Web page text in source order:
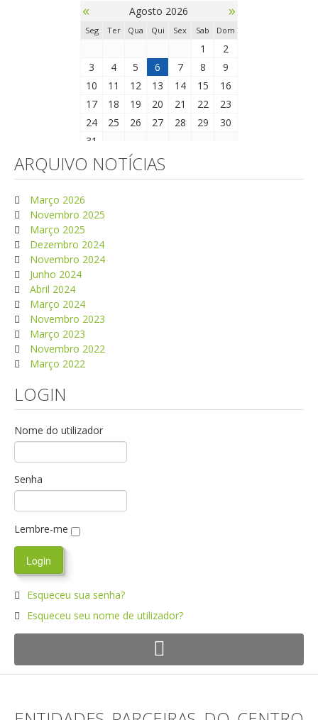
« Agosto 2026 »
Seg Ter Qua Qui Sex Sab Dom
1
2
3
4 5 6 7 8
9
10
11 12 13 14 15
16
17
18 19 20 21 22
23
24
25 26 27 28 29
30
31
ARQUIVO NOTÍCIAS
Março 2026
Novembro 2025
Março 2025
Dezembro 2024
Novembro 2024
Junho 2024
Abril 2024
Março 2024
Novembro 2023
Março 2023
Novembro 2022
Março 2022
LOGIN
Nome do utilizador
Senha
Lembre-me
Esqueceu sua senha?
Esqueceu seu nome de utilizador?